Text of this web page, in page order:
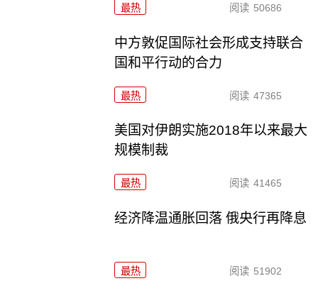
最热 阅读 50686
中方敦促国际社会形成支持联合
国和平行动的合力
最热 阅读 47365
美国对伊朗实施2018年以来最大
规模制裁
最热 阅读 41465
经济降温通胀回落 俄央行再降息
最热 阅读 51902